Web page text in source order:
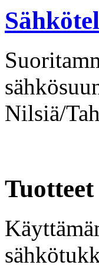
Nilsiä/
Tuotteet